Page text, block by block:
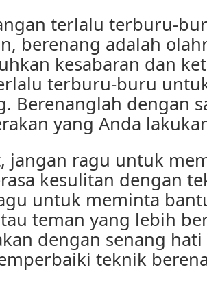
terlalu terburu-
berenang adalah
kesabaran dan
terburu-buru
Berenanglah dengan
yang Anda
jangan ragu untuk
kesulitan dengan
untuk meminta
teman yang lebih
dengan senang
teknik